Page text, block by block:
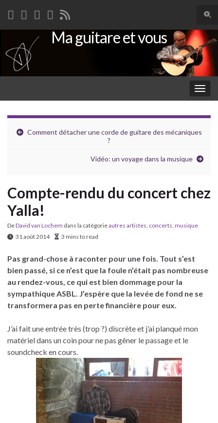
Search for:
Ma guitare et vous
Comment détacher une corde de guitare des mécaniques
?
Vidéo: un voyage dans la musique
Compte-rendu du concert chez
Yalla!
DeDavid van Lochem dans la catégorieautres artistes concerts musique
31 août 2014
3 mins to read
Pas grand-chose à raconter pour une fois. Tout s’est
bien passé, si ce n’est que la foule n’était pas nombreuse
au rendez-vous, ce qui est bien dommage pour la
sympathique ASBL. J’espère que la levée de fond ne se
transformera pas en perte financière pour eux.
J’ai fait une entrée très (trop ?) discrète et j’ai planqué mon
matériel dans un coin pour ne pas gêner le passage et le
soundcheck en cours.